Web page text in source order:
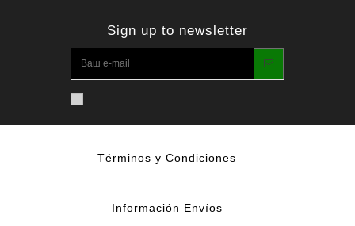
Sign up to newsletter
Términos y Condiciones
Información Envíos